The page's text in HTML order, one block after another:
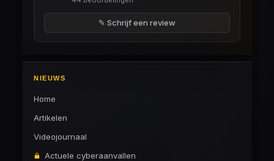
✎ Schrijf een review
NIEUWS
Home
Artikelen
Videojournaal
Actuele cyberaanvallen